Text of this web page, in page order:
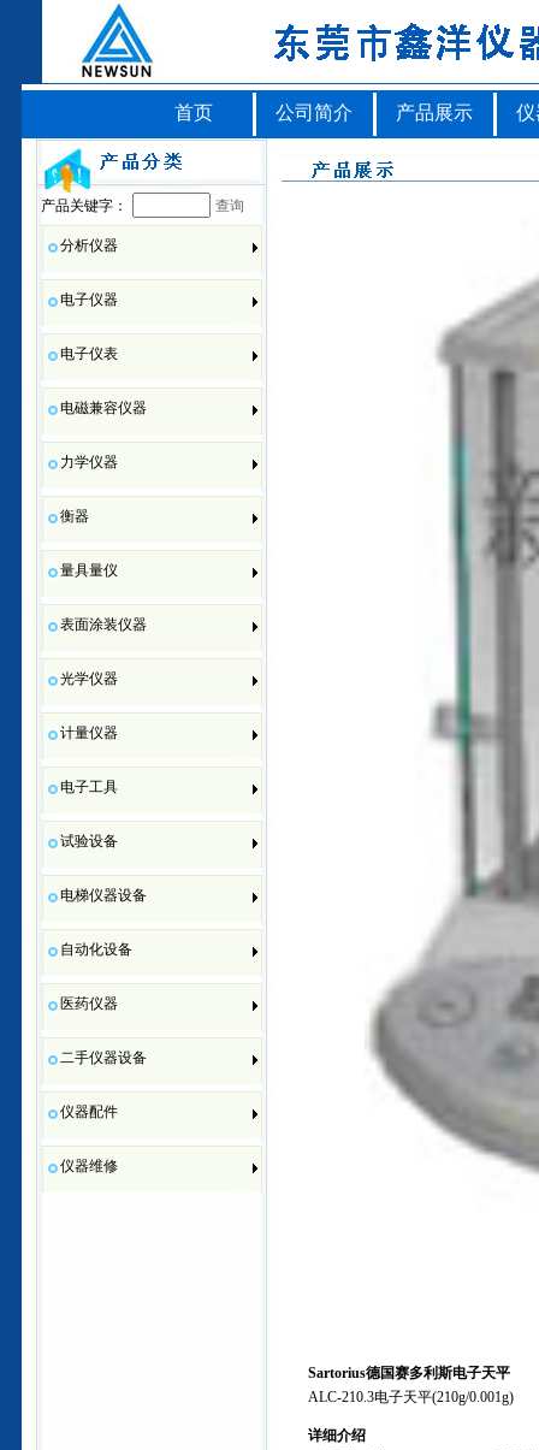
首页 公司简介 产品展示 仪
产品关键字： 查询
分析仪器
电子仪器
电子仪表
电磁兼容仪器
力学仪器
衡器
量具量仪
表面涂装仪器
光学仪器
计量仪器
电子工具
试验设备
电梯仪器设备
自动化设备
医药仪器
二手仪器设备
仪器配件
仪器维修
Sartorius德国赛多利斯电子天平
ALC-210.3电子天平(210g/0.001g)
详细介绍